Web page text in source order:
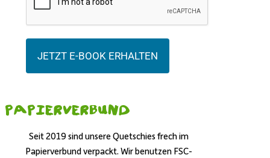
JETZT E-BOOK ERHALTEN
Papierverbund
Seit 2019 sind unsere Quetschies frech im
Papierverbund verpackt. Wir benutzen FSC-